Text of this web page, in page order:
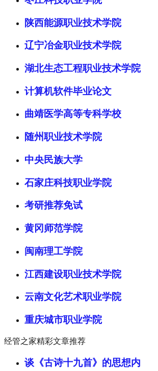
陕西能源职业技术学院
辽宁冶金职业技术学院
湖北生态工程职业技术学院
计算机软件毕业论文
曲靖医学高等专科学校
随州职业技术学院
中央民族大学
石家庄科技职业学院
考研推荐免试
黄冈师范学院
闽南理工学院
江西建设职业技术学院
云南文化艺术职业学院
重庆城市职业学院
经管之家精彩文章推荐
谈《古诗十九首》的思想内